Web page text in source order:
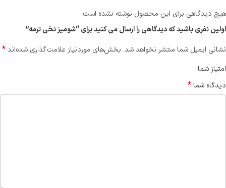
هیچ دیدگاهی برای این محصول نوشته نشده است.
اولین نفری باشید که دیدگاهی را ارسال می کنید برای “شومیز نخی ترمه”
نشانی ایمیل شما منتشر نخواهد شد. بخش‌های موردنیاز علامت‌گذاری شده‌اند*
امتیاز شما
دیدگاه شما*